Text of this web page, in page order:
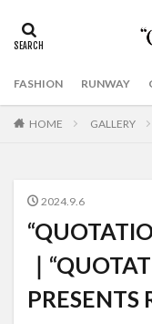
FASHION RUNWAY
HOME GALLERY
2024.9.6
｜
PRESENTS